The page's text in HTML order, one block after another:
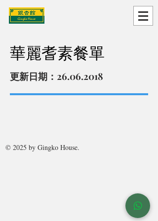
華麗耆素餐單
更新日期：26.06.2018
© 2025 by Gingko House.